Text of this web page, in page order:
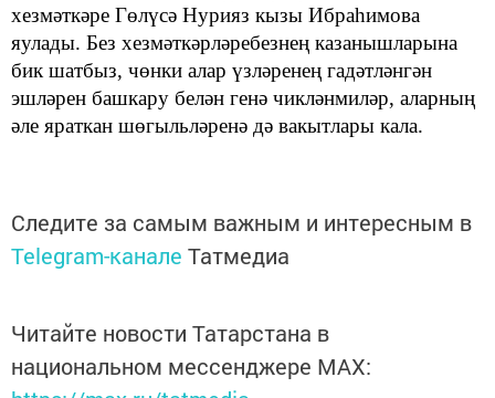
хезмәткәре Гөлүсә Нурияз кызы Ибраһимова
яулады. Без хезмәткәрләребезнең казанышларына
бик шатбыз, чөнки алар үзләренең гадәтләнгән
эшләрен башкару белән генә чикләнмиләр, аларның
әле яраткан шөгыльләренә дә вакытлары кала.
Следите за самым важным и интересным в
Telegram-канале Татмедиа
Читайте новости Татарстана в
национальном мессенджере MАХ: